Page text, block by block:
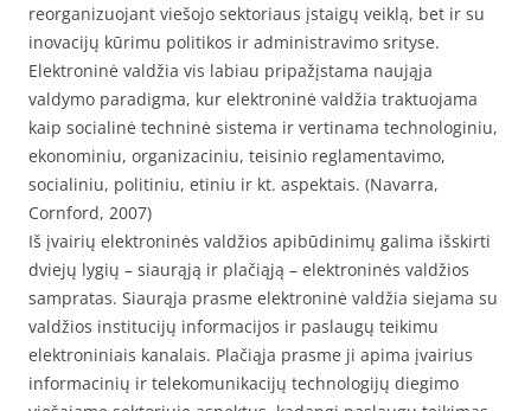
reorganizuojant viešojo sektoriaus įstaigų veiklą, bet ir su
inovacijų kūrimu politikos ir administravimo srityse.
Elektroninė valdžia vis labiau pripažįstama naująja
valdymo paradigma, kur elektroninė valdžia traktuojama
kaip socialinė techninė sistema ir vertinama technologiniu,
ekonominiu, organizaciniu, teisinio reglamentavimo,
socialiniu, politiniu, etiniu ir kt. aspektais. (Navarra,
Cornford, 2007)
Iš įvairių elektroninės valdžios apibūdinimų galima išskirti
dviejų lygių – siaurąją ir plačiąją – elektroninės valdžios
sampratas. Siaurąja prasme elektroninė valdžia siejama su
valdžios institucijų informacijos ir paslaugų teikimu
elektroniniais kanalais. Plačiąja prasme ji apima įvairius
informacinių ir telekomunikacijų technologijų diegimo